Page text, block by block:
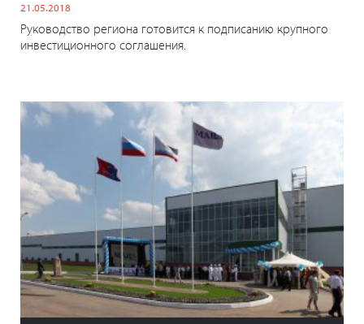
21.05.2018
Руководство региона готовится к подписанию крупного
инвестиционного соглашения.